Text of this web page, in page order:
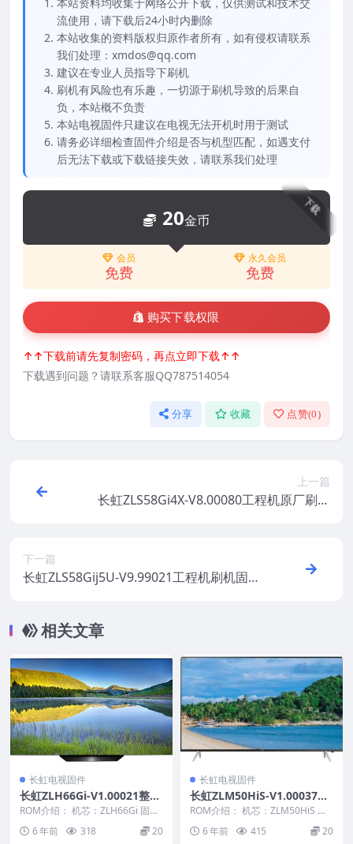
流使用，请下载后24小时内删除
本站收集的资料版权归原作者所有，如有侵权请联系
我们处理：xmdos@qq.com
建议在专业人员指导下刷机
刷机有风险也有乐趣，一切源于刷机导致的后果自
负，本站概不负责
本站电视固件只建议在电视无法开机时用于测试
请务必详细检查固件介绍是否与机型匹配，如遇支付
后无法下载或下载链接失效，请联系我们处理
下载
20金币
会员
免费
永久会员
免费
购买下载权限
↑↑下载前请先复制密码，再点立即下载↑↑
下载遇到问题？请联系客服QQ787514054
分享 收藏 点赞(0)
上一篇
长虹ZLS58Gi4X-V8.00080工程机原厂刷机
下一篇
长虹ZLS58Gij5U-V9.99021工程机刷机固件
相关文章
长虹电视固件
长虹ZLH66Gi-V1.00021整机
原厂刷机固件下载
ROM介绍： 机芯：ZLH66Gi 固件
版本：V1.00021 适用机型：请以
机...6 年前 318 20
长虹电视固件
长虹ZLM50HiS-V1.00037版
本USB整机软件刷机固件下载
ROM介绍： 机芯：ZLM50HiS 固
件版本：V1.00037 适用机型：请
以...6 年前 415 20